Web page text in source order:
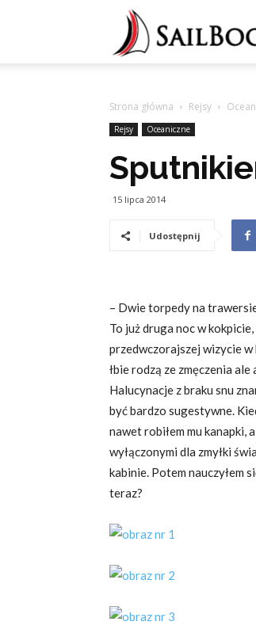
Strona główna Rejsy
Rejsy Oceaniczne
15 lipca 2014
Udostępnij
– Dwie torpedy na
To już druga noc w
przedwczorajszej wizycie
łbie rodzą ze zmęczenia
Halucynacje z braku snu
być bardzo sugestywne.
nawet robiłem mu kanapki,
wyłączonymi dla zmyłki
kabinie. Potem nauczyłem
teraz?